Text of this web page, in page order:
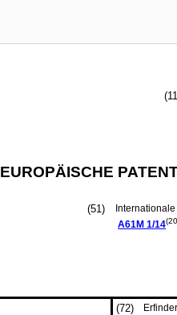
EUROPÄISCHE
(51)
A61M 1/14
(72)